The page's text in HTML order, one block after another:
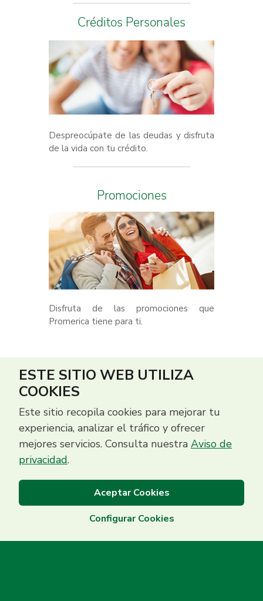
Créditos Personales
Despreocúpate de las deudas y disfruta
de la vida con tu crédito.
Promociones
Disfruta de las promociones que
Promerica tiene para ti.
Centro de Contacto
ESTE SITIO WEB UTILIZA
COOKIES
Este sitio recopila cookies para mejorar tu
experiencia, analizar el tráfico y ofrecer
mejores servicios. Consulta nuestra Aviso de
privacidad.
Aceptar Cookies
Configurar Cookies